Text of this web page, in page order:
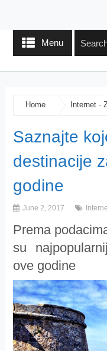
Menu
Home Internet·
Saznajte
destinacije
godine
June 2, 2017
Prema
su
ove godine